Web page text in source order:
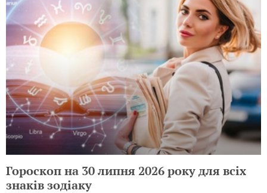
Гороскоп на 30 липня 2026 року для всіх
знаків зодіаку